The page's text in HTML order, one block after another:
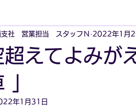
超えてよみが
」
支社 営業担当 スタッフＮ 2022年1月
年1月31日